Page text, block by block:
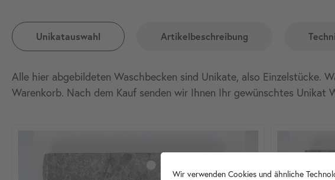
Unikatauswahl
Alle hier abgebildeten Waschbecken sind Unikate, also Einzelstücke.
Warenkorb. Nach dem Kauf senden wir Ihnen Ihr gewünschtes Unikat
Artikelbeschreibung
Wir verwenden Cookies und ähnliche